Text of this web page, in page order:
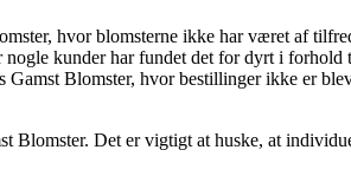
hvor blomsterne ikke har været af
kunder har fundet det for dyrt i forhold
Blomster, hvor bestillinger ikke er
Blomster. Det er vigtigt at huske, at